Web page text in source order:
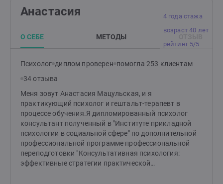
4 года стажа
возраст 40 лет
рейтинг 5/5
Анастасия
О СЕБЕ МЕТОДЫ
Психолог диплом проверен помогла 253 клиентам
34 отзыва
Меня зовут Анастасия Мацульская, и я
практикующий психолог и гештальт-терапевт в
процессе обучения.Я дипломированный психолог
консультант полученный в "Институте прикладной
психологии в социальной сфере" по дополнительной
профессиональной программе профессиональной
переподготовки "Консультативная психология:
эффективные стратегии практической